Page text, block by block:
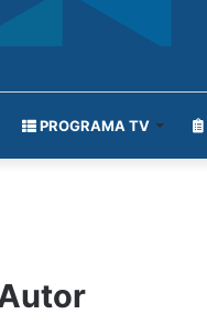
PROGRAMA TV